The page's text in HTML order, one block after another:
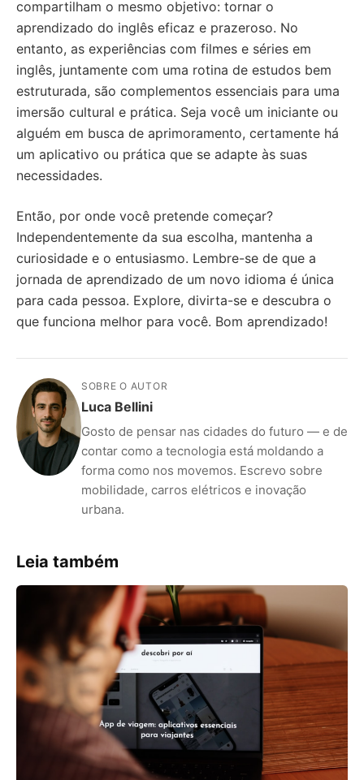
compartilham o mesmo objetivo: tornar o
aprendizado do inglês eficaz e prazeroso. No
entanto, as experiências com filmes e séries em
inglês, juntamente com uma rotina de estudos bem
estruturada, são complementos essenciais para uma
imersão cultural e prática. Seja você um iniciante ou
alguém em busca de aprimoramento, certamente há
um aplicativo ou prática que se adapte às suas
necessidades.
Então, por onde você pretende começar?
Independentemente da sua escolha, mantenha a
curiosidade e o entusiasmo. Lembre-se de que a
jornada de aprendizado de um novo idioma é única
para cada pessoa. Explore, divirta-se e descubra o
que funciona melhor para você. Bom aprendizado!
SOBRE O AUTOR
Luca Bellini
Gosto de pensar nas cidades do futuro — e de
contar como a tecnologia está moldando a
forma como nos movemos. Escrevo sobre
mobilidade, carros elétricos e inovação
urbana.
Leia também